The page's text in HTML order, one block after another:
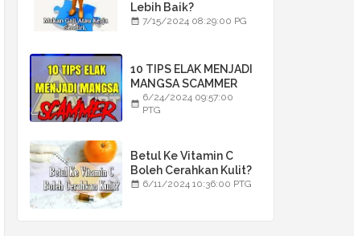
Lebih Baik?
7/15/2024 08:29:00 PG
10 TIPS ELAK MENJADI
MANGSA SCAMMER
6/24/2024 09:57:00
PTG
Betul Ke Vitamin C
Boleh Cerahkan Kulit?
6/11/2024 10:36:00 PTG